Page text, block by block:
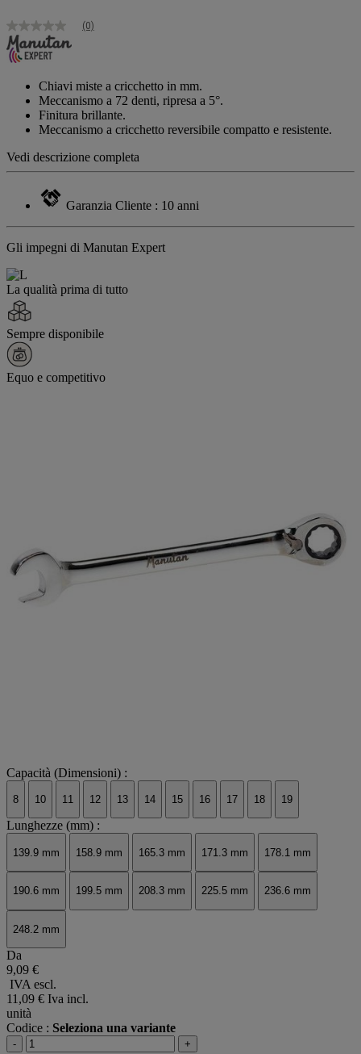
Nessuna
valutazione
Stesso
pagina.
(0)
Chiavi miste a cricchetto in mm.
Meccanismo a 72 denti, ripresa a 5°.
Finitura brillante.
Meccanismo a cricchetto reversibile compatto e resistente.
Vedi descrizione completa
Garanzia Cliente : 10 anni
Gli impegni di Manutan Expert
La qualità prima di tutto
Sempre disponibile
Equo e competitivo
Capacità (Dimensioni) :
8 10 11 12 13 14 15 16 17 18 19
Lunghezze (mm) :
139.9 mm 158.9 mm 165.3 mm 171.3 mm 178.1 mm
190.6 mm 199.5 mm 208.3 mm 225.5 mm 236.6 mm
248.2 mm
Da
9,09 €
IVA escl.
11,09 € Iva incl.
unità
Codice : Seleziona una variante
- +